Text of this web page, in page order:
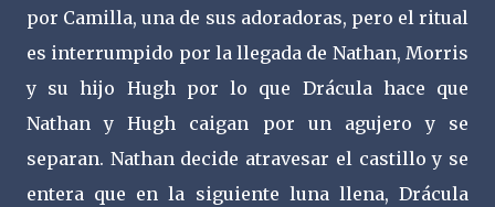
por Camilla, una de sus adoradoras, pero el ritual
es interrumpido por la llegada de Nathan, Morris
y su hijo Hugh por lo que Drácula hace que
Nathan y Hugh caigan por un agujero y se
separan. Nathan decide atravesar el castillo y se
entera que en la siguiente luna llena, Drácula